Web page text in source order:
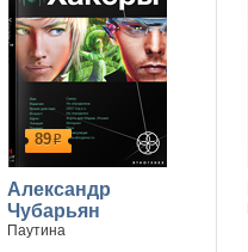
89р
Александр
Чубарьян
Паутина